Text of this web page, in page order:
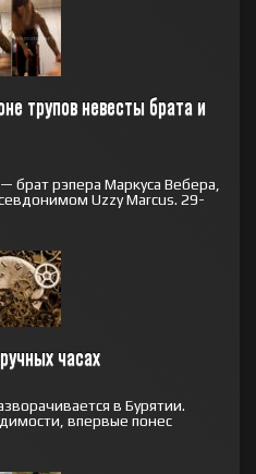
трупов невесты брата и
брат рэпера Маркуса Вебера,
Uzzy Marcus. 29-
часах
в Бурятии.
впервые понес